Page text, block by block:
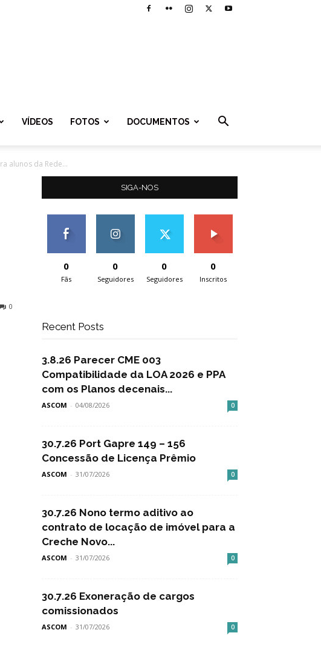
VÍDEOS FOTOS DOCUMENTOS
alunos da Rede...
0
SIGA-NOS
0
Fãs
0
Seguidores
0
Seguidores
0
Inscritos
Recent Posts
3.8.26 Parecer CME 003
Compatibilidade da LOA 2026 e PPA
com os Planos decenais...
ASCOM - 04/08/2026 0
30.7.26 Port Gapre 149 – 156
Concessão de Licença Prêmio
ASCOM - 31/07/2026 0
30.7.26 Nono termo aditivo ao
contrato de locação de imóvel para a
Creche Novo...
ASCOM - 31/07/2026 0
30.7.26 Exoneração de cargos
comissionados
ASCOM - 31/07/2026 0